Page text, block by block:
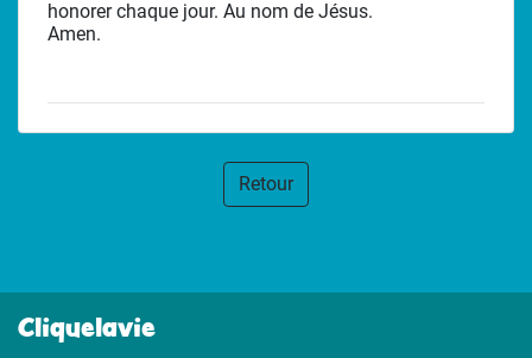
honorer chaque jour. Au nom de Jésus.
Amen.
Retour
Cliquelavie